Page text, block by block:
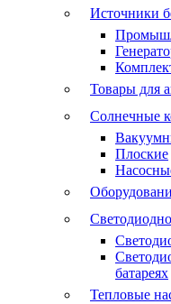
Источники
Товары для
Солнечные
Плоские
батареях
Тепловые